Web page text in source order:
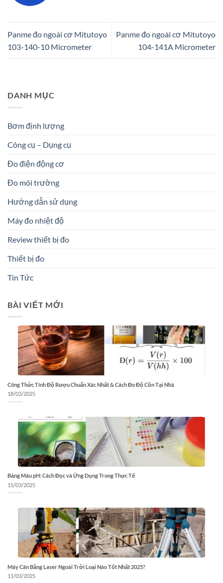
Panme đo ngoài cơ Mitutoyo
103-140-10 Micrometer
Panme đo ngoài cơ Mitutoyo
104-141A Micrometer
DANH MỤC
Bơm định lượng
Công cụ – Dụng cụ
Đo điện động cơ
Đo môi trường
Hướng dẫn sử dụng
Máy đo nhiệt độ
Review thiết bị đo
Thiết bị đo
Tin Tức
BÀI VIẾT MỚI
Công Thức Tính Độ Rượu Chuẩn Xác Nhất & Cách Đo Độ Cồn Tại Nhà
18/03/2025
Bảng Màu pH: Cách Đọc và Ứng Dụng Trong Thực Tế
15/03/2025
Máy Cân Bằng Laser Ngoài Trời Loại Nào Tốt Nhất 2025?
11/03/2025